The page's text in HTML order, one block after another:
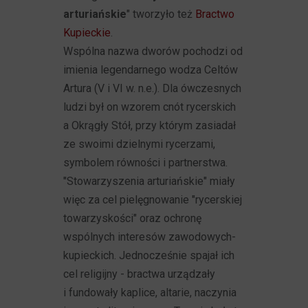
arturiańskie" tworzyło też Bractwo
Kupieckie
Wspólna nazwa dworów pochodzi od
imienia legendarnego wodza Celtów
Artura (V i VI w. n.e.). Dla ówczesnych
ludzi był on wzorem cnót rycerskich
a Okrągły Stół, przy którym zasiadał
ze swoimi dzielnymi rycerzami,
symbolem równości i partnerstwa.
"Stowarzyszenia arturiańskie" miały
więc za cel pielęgnowanie "rycerskiej
towarzyskości" oraz ochronę
wspólnych interesów zawodowych-
kupieckich. Jednocześnie spajał ich
cel religijny - bractwa urządzały
i fundowały kaplice, altarie, naczynia